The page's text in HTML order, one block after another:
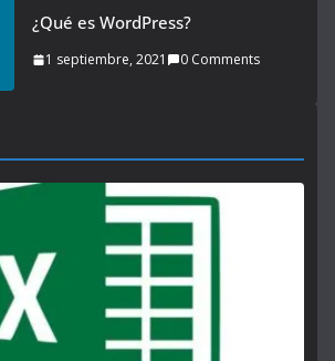
¿Qué es WordPress?
1 septiembre, 2021 0 Comments